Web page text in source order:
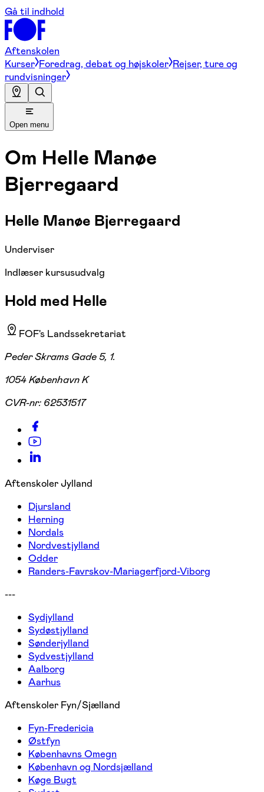
Gå til indhold
Aftenskolen
Kurser Foredrag, debat og højskoler Rejser, ture og
rundvisninger
Open menu
Om Helle Manøe
Bjerregaard
Helle Manøe Bjerregaard
Underviser
Indlæser kursusudvalg
Hold med Helle
FOF's Landssekretariat
Peder Skrams Gade 5, 1.
1054 København K
CVR-nr: 62531517
Aftenskoler Jylland
Djursland
Herning
Nordals
Nordvestjylland
Odder
Randers-Favrskov-Mariagerfjord-Viborg
---
Sydjylland
Sydøstjylland
Sønderjylland
Sydvestjylland
Aalborg
Aarhus
Aftenskoler Fyn/Sjælland
Fyn-Fredericia
Østfyn
Københavns Omegn
København og Nordsjælland
Køge Bugt